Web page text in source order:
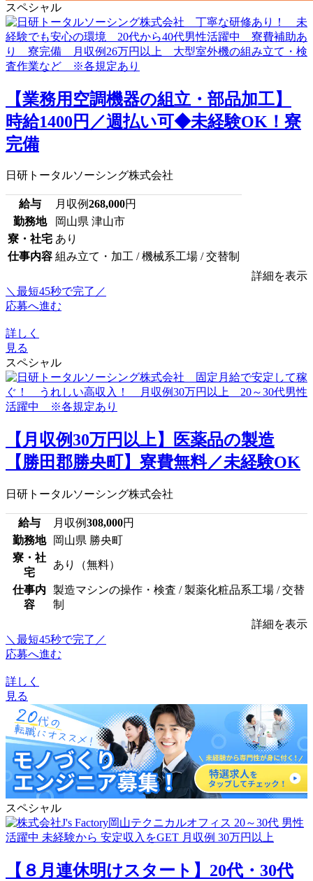
スペシャル
【業務用空調機器の組立・部品加工】
時給1400円／週払い可◆未経験OK！寮
完備
日研トータルソーシング株式会社
給与 月収例268,000円
勤務地
岡山県 津山市
寮・社宅 あり
仕事内容 組み立て・加工 / 機械系工場 / 交替制
詳細を表示
＼最短45秒で完了／
応募へ進む
詳しく
見る
スペシャル
【月収例30万円以上】医薬品の製造
【勝田郡勝央町】寮費無料／未経験OK
日研トータルソーシング株式会社
給与 月収例308,000円
勤務地
岡山県 勝央町
寮・社
宅
あり（無料）
仕事内
容
製造マシンの操作・検査 / 製薬化粧品系工場 / 交替
制
詳細を表示
＼最短45秒で完了／
応募へ進む
詳しく
見る
スペシャル
【８月連休明けスタート】20代・30代